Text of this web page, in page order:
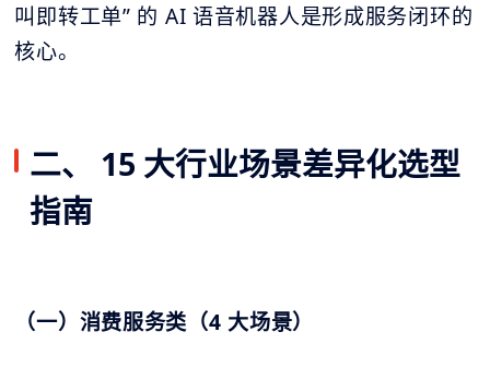
叫即转工单” 的 AI 语音机器人是形成服务闭环的
核心。
二、 15 大行业场景差异化选型
指南
（一）消费服务类（4 大场景）